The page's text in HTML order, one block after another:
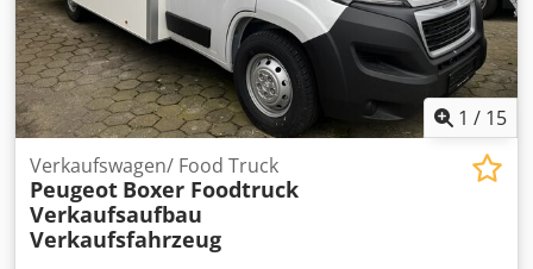
1 / 15
Verkaufswagen/ Food Truck
Peugeot Boxer Foodtruck
Verkaufsaufbau
Verkaufsfahrzeug